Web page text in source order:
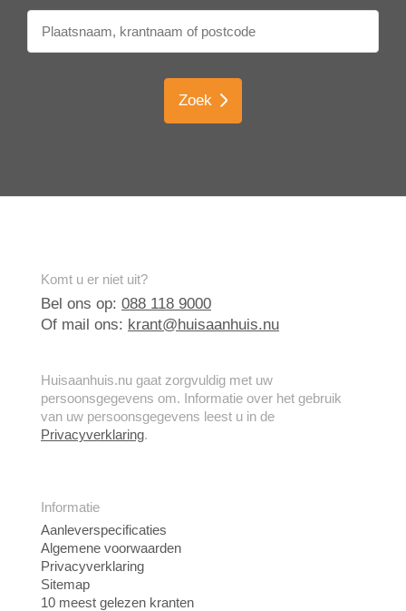
Zoek
Komt u er niet uit?
Bel ons op: 088 118 9000
Of mail ons: krant@huisaanhuis.nu
Huisaanhuis.nu gaat zorgvuldig met uw
persoonsgegevens om. Informatie over het gebruik
van uw persoonsgegevens leest u in de
Privacyverklaring.
Informatie
Aanleverspecificaties
Algemene voorwaarden
Privacyverklaring
Sitemap
10 meest gelezen kranten